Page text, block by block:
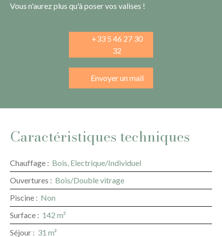
Vous n'aurez plus qu'à poser vos valises !
+33 5 46 27 30
32
Envoyer un mail
Caractéristiques techniques
Chauffage : Bois, Electrique/Individuel
Ouvertures : Bois/Double vitrage
Piscine : Non
Surface : 142 m²
Séjour : 31 m²